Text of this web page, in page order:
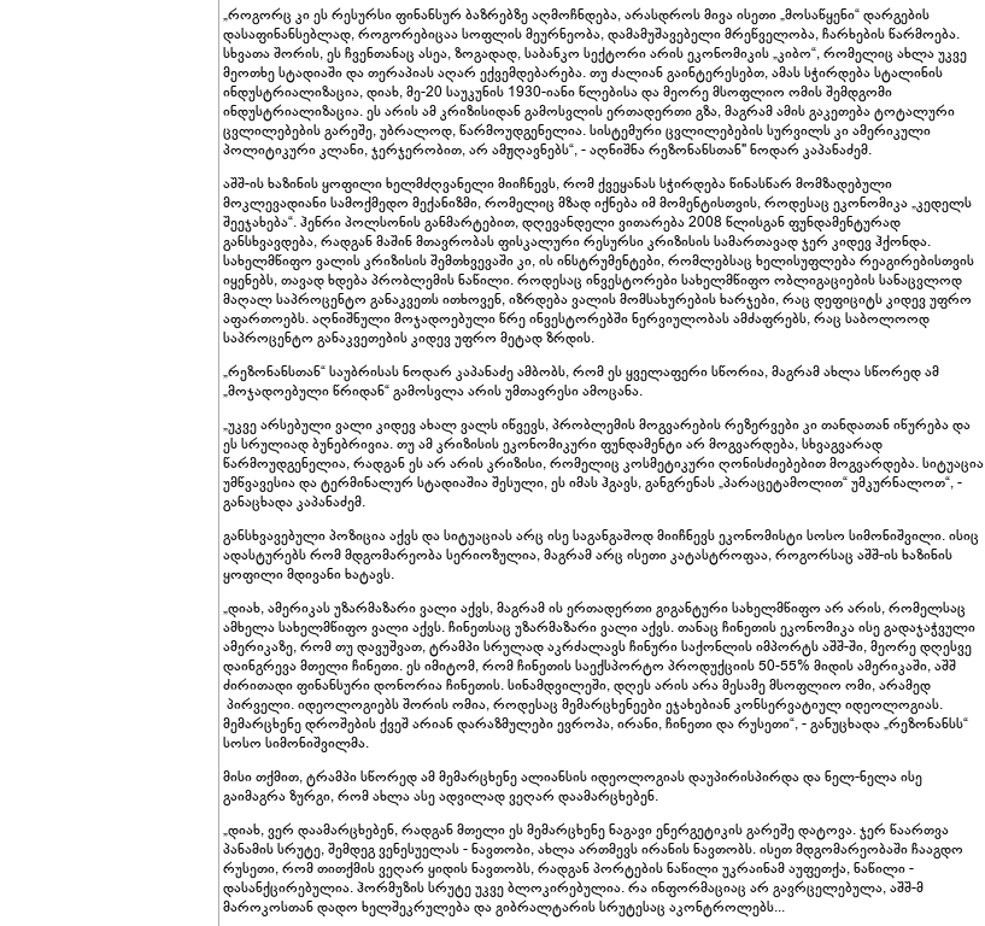
„როგორც კი ეს რესურსი ფინანსურ ბაზრებზე აღმოჩნდება, არასდროს მივა ისეთი „მოსაწყენი“ დარგების
დასაფინანსებლად, როგორებიცაა სოფლის მეურნეობა, დამამუშავებელი მრეწველობა, ჩარხების წარმოება.
სხვათა შორის, ეს ჩვენთანაც ასეა, ზოგადად, საბანკო სექტორი არის ეკონომიკის „კიბო“, რომელიც ახლა უკვე
მეოთხე სტადიაში და თერაპიას აღარ ექვემდებარება. თუ ძალიან გაინტერესებთ, ამას სჭირდება სტალინის
ინდუსტრიალიზაცია, დიახ, მე-20 საუკუნის 1930-იანი წლებისა და მეორე მსოფლიო ომის შემდგომი
ინდუსტრიალიზაცია. ეს არის ამ კრიზისიდან გამოსვლის ერთადერთი გზა, მაგრამ ამის გაკეთება ტოტალური
ცვლილებების გარეშე, უბრალოდ, წარმოუდგენელია. სისტემური ცვლილებების სურვილს კი ამერიკული
პოლიტიკური კლანი, ჯერჯერობით, არ ამჟღავნებს“, - აღნიშნა რეზონანსთან" ნოდარ კაპანაძემ.
აშშ-ის ხაზინის ყოფილი ხელმძღვანელი მიიჩნევს, რომ ქვეყანას სჭირდება წინასწარ მომზადებული
მოკლევადიანი სამოქმედო მექანიზმი, რომელიც მზად იქნება იმ მომენტისთვის, როდესაც ეკონომიკა „კედელს
შეეჯახება“. ჰენრი პოლსონის განმარტებით, დღევანდელი ვითარება 2008 წლისგან ფუნდამენტურად
განსხვავდება, რადგან მაშინ მთავრობას ფისკალური რესურსი კრიზისის სამართავად ჯერ კიდევ ჰქონდა.
სახელმწიფო ვალის კრიზისის შემთხვევაში კი, ის ინსტრუმენტები, რომლებსაც ხელისუფლება რეაგირებისთვის
იყენებს, თავად ხდება პრობლემის ნაწილი. როდესაც ინვესტორები სახელმწიფო ობლიგაციების სანაცვლოდ
მაღალ საპროცენტო განაკვეთს ითხოვენ, იზრდება ვალის მომსახურების ხარჯები, რაც დეფიციტს კიდევ უფრო
აფართოებს. აღნიშნული მოჯადოებული წრე ინვესტორებში ნერვიულობას ამძაფრებს, რაც საბოლოოდ
საპროცენტო განაკვეთების კიდევ უფრო მეტად ზრდის.
„რეზონანსთან“ საუბრისას ნოდარ კაპანაძე ამბობს, რომ ეს ყველაფერი სწორია, მაგრამ ახლა სწორედ ამ
„მოჯადოებული წრიდან“ გამოსვლა არის უმთავრესი ამოცანა.
„უკვე არსებული ვალი კიდევ ახალ ვალს იწვევს, პრობლემის მოგვარების რეზერვები კი თანდათან იწურება და
ეს სრულიად ბუნებრივია. თუ ამ კრიზისის ეკონომიკური ფუნდამენტი არ მოგვარდება, სხვაგვარად
წარმოუდგენელია, რადგან ეს არ არის კრიზისი, რომელიც კოსმეტიკური ღონისძიებებით მოგვარდება. სიტუაცია
უმწვავესია და ტერმინალურ სტადიაშია შესული, ეს იმას ჰგავს, განგრენას „პარაცეტამოლით“ უმკურნალოთ“, -
განაცხადა კაპანაძემ.
განსხვავებული პოზიცია აქვს და სიტუაციას არც ისე საგანგაშოდ მიიჩნევს ეკონომისტი სოსო სიმონიშვილი. ისიც
ადასტურებს რომ მდგომარეობა სერიოზულია, მაგრამ არც ისეთი კატასტროფაა, როგორსაც აშშ-ის ხაზინის
ყოფილი მდივანი ხატავს.
„დიახ, ამერიკას უზარმაზარი ვალი აქვს, მაგრამ ის ერთადერთი გიგანტური სახელმწიფო არ არის, რომელსაც
ამხელა სახელმწიფო ვალი აქვს. ჩინეთსაც უზარმაზარი ვალი აქვს. თანაც ჩინეთის ეკონომიკა ისე გადაჯაჭვული
ამერიკაზე, რომ თუ დავუშვათ, ტრამპი სრულად აკრძალავს ჩინური საქონლის იმპორტს აშშ-ში, მეორე დღესვე
დაინგრევა მთელი ჩინეთი. ეს იმიტომ, რომ ჩინეთის საექსპორტო პროდუქციის 50-55% მიდის ამერიკაში, აშშ
ძირითადი ფინანსური დონორია ჩინეთის. სინამდვილეში, დღეს არის არა მესამე მსოფლიო ომი, არამედ
პირველი. იდეოლოგიებს შორის ომია, როდესაც მემარცხენეები ეჯახებიან კონსერვატიულ იდეოლოგიას.
მემარცხენე დროშების ქვეშ არიან დარაზმულები ევროპა, ირანი, ჩინეთი და რუსეთი“, - განუცხადა „რეზონანსს“
სოსო სიმონიშვილმა.
მისი თქმით, ტრამპი სწორედ ამ მემარცხენე ალიანსის იდეოლოგიას დაუპირისპირდა და ნელ-ნელა ისე
გაიმაგრა ზურგი, რომ ახლა ასე ადვილად ვეღარ დაამარცხებენ.
„დიახ, ვერ დაამარცხებენ, რადგან მთელი ეს მემარცხენე ნაგავი ენერგეტიკის გარეშე დატოვა. ჯერ წაართვა
პანამის სრუტე, შემდეგ ვენესუელას - ნავთობი, ახლა ართმევს ირანის ნავთობს. ისეთ მდგომარეობაში ჩააგდო
რუსეთი, რომ თითქმის ვეღარ ყიდის ნავთობს, რადგან პორტების ნაწილი უკრაინამ აუფეთქა, ნაწილი -
დასანქცირებულია. ჰორმუზის სრუტე უკვე ბლოკირებულია. რა ინფორმაციაც არ გავრცელებულა, აშშ-მ
მაროკოსთან დადო ხელშეკრულება და გიბრალტარის სრუტესაც აკონტროლებს...